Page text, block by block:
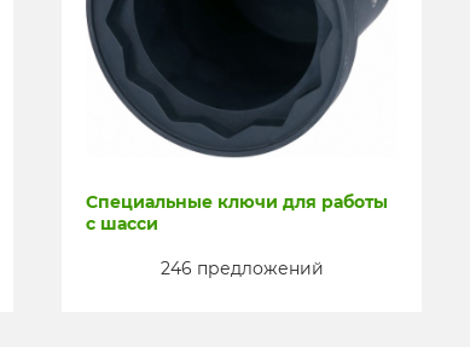
Специальные ключи для работы
с шасси
246 предложений